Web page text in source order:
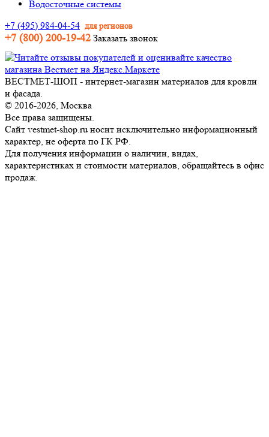
Водосточные системы
+7 (495) 984-04-54 для регионов
+7 (800) 200-19-42 Заказать звонок
ВЕСТМЕТ-ШОП - интернет-магазин материалов для кровли
и фасада.
© 2016-2026, Москва
Все права защищены.
Сайт vestmet-shop.ru носит исключительно информационный
характер, не оферта по ГК РФ.
Для получения информации о наличии, видах,
характеристиках и стоимости материалов, обращайтесь в офис
продаж.